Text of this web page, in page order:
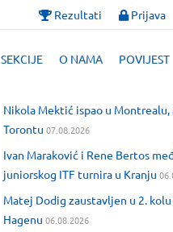
Rezultati Prijava
SEKCIJE O NAMA POVIJEST
Nikola Mektić ispao u Montrealu,
Torontu 07.08.2026
Ivan Maraković i Rene Bertos
juniorskog ITF turnira u Kranju
Matej Dodig zaustavljen u 2.
Hagenu 06.08.2026